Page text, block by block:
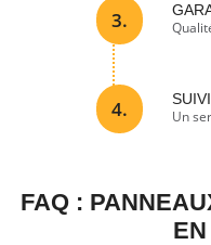
3.
4. Un
FAQ :